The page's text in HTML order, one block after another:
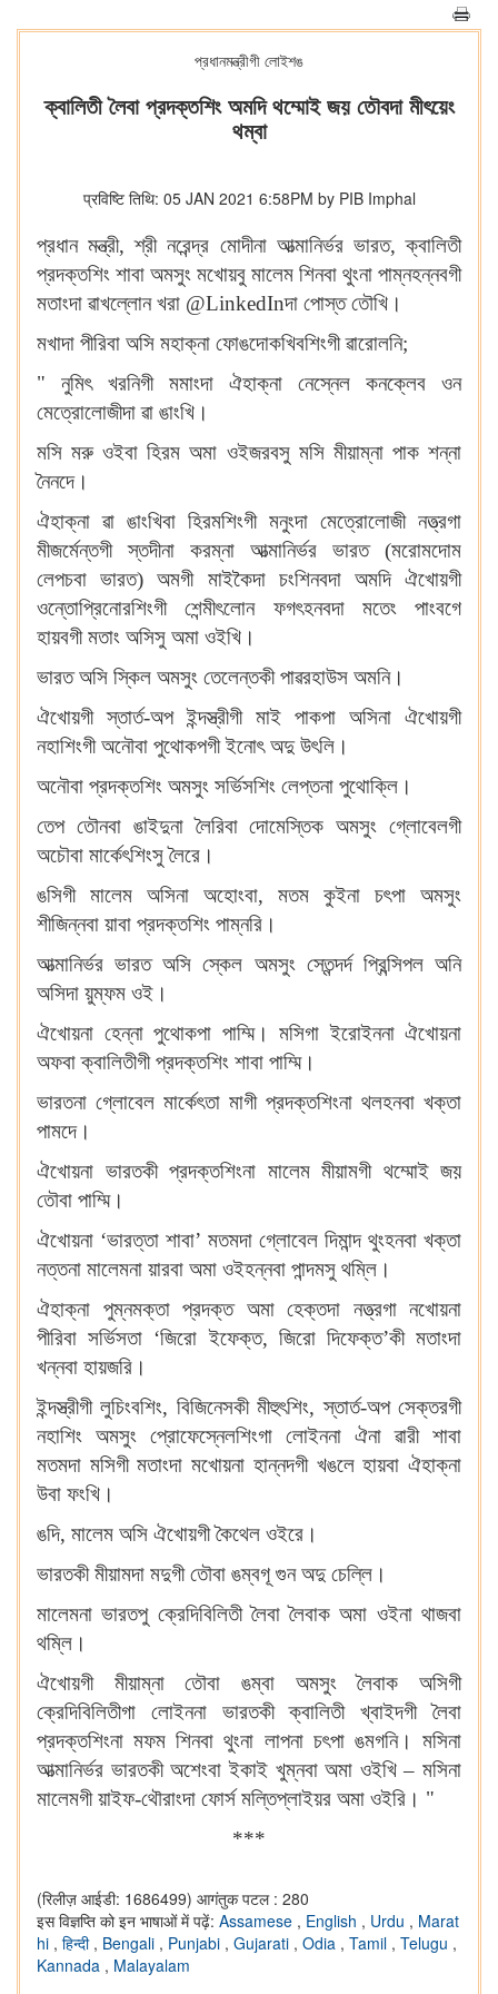
প্রধানমন্ত্রীগী লোইশঙ
ক্বালিতী লৈবা প্রদক্তশিং অমদি থম্মোই জয় তৌবদা মীৎয়েং
থম্বা
प्रविष्टि तिथि: 05 JAN 2021 6:58PM by PIB Imphal
প্রধান মন্ত্রী, শ্রী নরেন্দ্র মোদীনা আত্মানির্ভর ভারত, ক্বালিতী
প্রদক্তশিং শাবা অমসুং মখোয়বু মালেম শিনবা থুংনা পাম্নহন্নবগী
মতাংদা ৱাখল্লোন খরা @LinkedInদা পোস্ত তৌখি।
মখাদা পীরিবা অসি মহাক্না ফোঙদোকখিবশিংগী ৱারোলনি;
" নুমিৎ খরনিগী মমাংদা ঐহাক্না নেস্নেল কনক্লেব ওন
মেত্রোলোজীদা ৱা ঙাংখি।
মসি মরু ওইবা হিরম অমা ওইজরবসু মসি মীয়াম্না পাক শন্না
নৈনদে।
ঐহাক্না ৱা ঙাংখিবা হিরমশিংগী মনুংদা মেত্রোলোজী নত্ত্রগা
মীজর্মেন্তগী স্তদীনা করম্না আত্মানির্ভর ভারত (মরোমদোম
লেপচবা ভারত) অমগী মাইকৈদা চংশিনবদা অমদি ঐখোয়গী
ওন্তোপ্রিনোরশিংগী শেন্মীৎলোন ফগৎহনবদা মতেং পাংবগে
হায়বগী মতাং অসিসু অমা ওইখি।
ভারত অসি স্কিল অমসুং তেলেন্তকী পাৱরহাউস অমনি।
ঐখোয়গী স্তার্ত-অপ ইন্দস্ত্রীগী মাই পাকপা অসিনা ঐখোয়গী
নহাশিংগী অনৌবা পুথোকপগী ইনোৎ অদু উৎলি।
অনৌবা প্রদক্তশিং অমসুং সর্ভিসশিং লেপ্তনা পুথোক্লি।
তেপ তৌনবা ঙাইদুনা লৈরিবা দোমেস্তিক অমসুং গ্লোবেলগী
অচৌবা মার্কেৎশিংসু লৈরে।
ঙসিগী মালেম অসিনা অহোংবা, মতম কুইনা চৎপা অমসুং
শীজিন্নবা য়াবা প্রদক্তশিং পাম্নরি।
আত্মানির্ভর ভারত অসি স্কেল অমসুং স্তেন্দর্দ প্রিন্সিপল অনি
অসিদা য়ুম্ফম ওই।
ঐখোয়না হেন্না পুথোকপা পাম্মি। মসিগা ইরোইননা ঐখোয়না
অফবা ক্বালিতীগী প্রদক্তশিং শাবা পাম্মি।
ভারতনা গ্লোবেল মার্কেৎতা মাগী প্রদক্তশিংনা থলহনবা খক্তা
পামদে।
ঐখোয়না ভারতকী প্রদক্তশিংনা মালেম মীয়ামগী থম্মোই জয়
তৌবা পাম্মি।
ঐখোয়না ‘ভারত্তা শাবা’ মতমদা গ্লোবেল দিমান্দ থুংহনবা খক্তা
নত্তনা মালেমনা য়ারবা অমা ওইহন্নবা পান্দমসু থম্লি।
ঐহাক্না পুম্নমক্তা প্রদক্ত অমা হেক্তদা নত্ত্রগা নখোয়না
পীরিবা সর্ভিসতা ‘জিরো ইফেক্ত, জিরো দিফেক্ত’কী মতাংদা
খন্নবা হায়জরি।
ইন্দস্ত্রীগী লুচিংবশিং, বিজিনেসকী মীহুৎশিং, স্তার্ত-অপ সেক্তরগী
নহাশিং অমসুং প্রোফেস্নেলশিংগা লোইননা ঐনা ৱারী শাবা
মতমদা মসিগী মতাংদা মখোয়না হান্নদগী খঙলে হায়বা ঐহাক্না
উবা ফংখি।
ঙদি, মালেম অসি ঐখোয়গী কৈথেল ওইরে।
ভারতকী মীয়ামদা মদুগী তৌবা ঙম্বগূ গুন অদু চেল্লি।
মালেমনা ভারতপু ক্রেদিবিলিতী লৈবা লৈবাক অমা ওইনা থাজবা
থম্লি।
ঐখোয়গী মীয়াম্না তৌবা ঙম্বা অমসুং লৈবাক অসিগী
ক্রেদিবিলিতীগা লোইননা ভারতকী ক্বালিতী খ্বাইদগী লৈবা
প্রদক্তশিংনা মফম শিনবা থুংনা লাপনা চৎপা ঙমগনি। মসিনা
আত্মানির্ভর ভারতকী অশেংবা ইকাই খুম্নবা অমা ওইখি – মসিনা
মালেমগী য়াইফ-থৌরাংদা ফোর্স মল্তিপ্লাইয়র অমা ওইরি। "
***
(रिलीज़ आईडी: 1686499) आगंतुक पटल : 280
इस विज्ञप्ति को इन भाषाओं में पढ़ें: Assamese , English , Urdu , Marat
hi , हिन्दी , Bengali , Punjabi , Gujarati , Odia , Tamil , Telugu ,
Kannada , Malayalam